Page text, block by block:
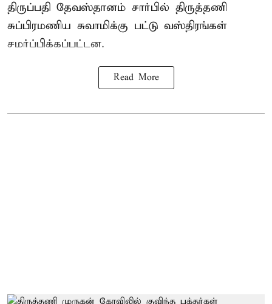
திருப்பதி தேவஸ்தானம் சார்பில் திருத்தணி
சுப்பிரமணிய சுவாமிக்கு பட்டு வஸ்திரங்கள்
சமர்ப்பிக்கப்பட்டன.
Read More